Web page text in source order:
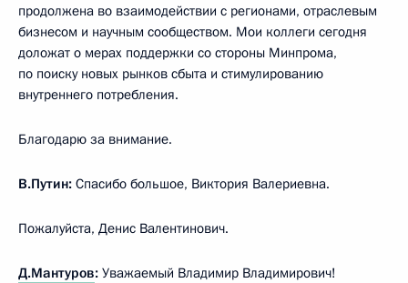
продолжена во взаимодействии с регионами, отраслевым
бизнесом и научным сообществом. Мои коллеги сегодня
доложат о мерах поддержки со стороны Минпрома,
по поиску новых рынков сбыта и стимулированию
внутреннего потребления.
Благодарю за внимание.
В.Путин: Спасибо большое, Виктория Валериевна.
Пожалуйста, Денис Валентинович.
Д.Мантуров: Уважаемый Владимир Владимирович!